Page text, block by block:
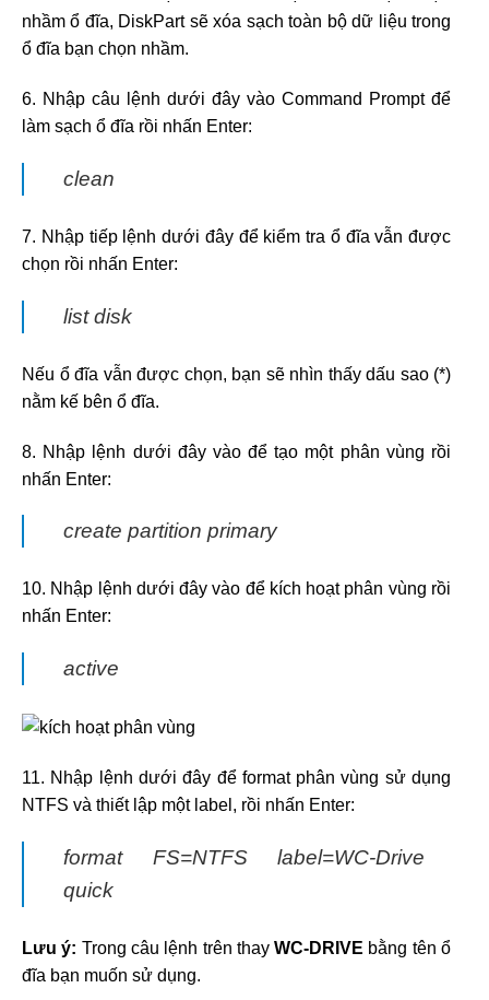
nhầm ổ đĩa, DiskPart sẽ xóa sạch toàn bộ dữ liệu trong
ổ đĩa bạn chọn nhầm.
6. Nhập câu lệnh dưới đây vào Command Prompt để
làm sạch ổ đĩa rồi nhấn Enter:
clean
7. Nhập tiếp lệnh dưới đây để kiểm tra ổ đĩa vẫn được
chọn rồi nhấn Enter:
list disk
Nếu ổ đĩa vẫn được chọn, bạn sẽ nhìn thấy dấu sao (*)
nằm kế bên ổ đĩa.
8. Nhập lệnh dưới đây vào để tạo một phân vùng rồi
nhấn Enter:
create partition primary
10. Nhập lệnh dưới đây vào để kích hoạt phân vùng rồi
nhấn Enter:
active
11. Nhập lệnh dưới đây để format phân vùng sử dụng
NTFS và thiết lập một label, rồi nhấn Enter:
format FS=NTFS label=WC-Drive
quick
Lưu ý: Trong câu lệnh trên thayWC-DRIVE bằng tên ổ
đĩa bạn muốn sử dụng.